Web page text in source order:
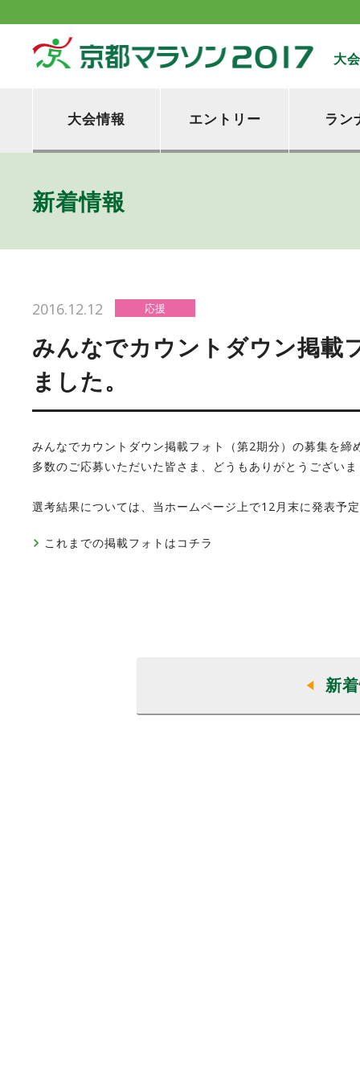
大
大会情報 エントリー ラン
新着情報
2016.12.12 応援
みんなでカウントダウン掲載
ました。
みんなでカウントダウン掲載フォト（第2期分）の募集を締
多数のご応募いただいた皆さま、どうもありがとうござい
選考結果については、当ホームページ上で12月末に発表予
これまでの掲載フォトはコチラ
新